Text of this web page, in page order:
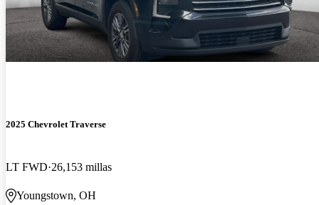
2025 Chevrolet Traverse
LT FWD 26,153 millas
Youngstown, OH